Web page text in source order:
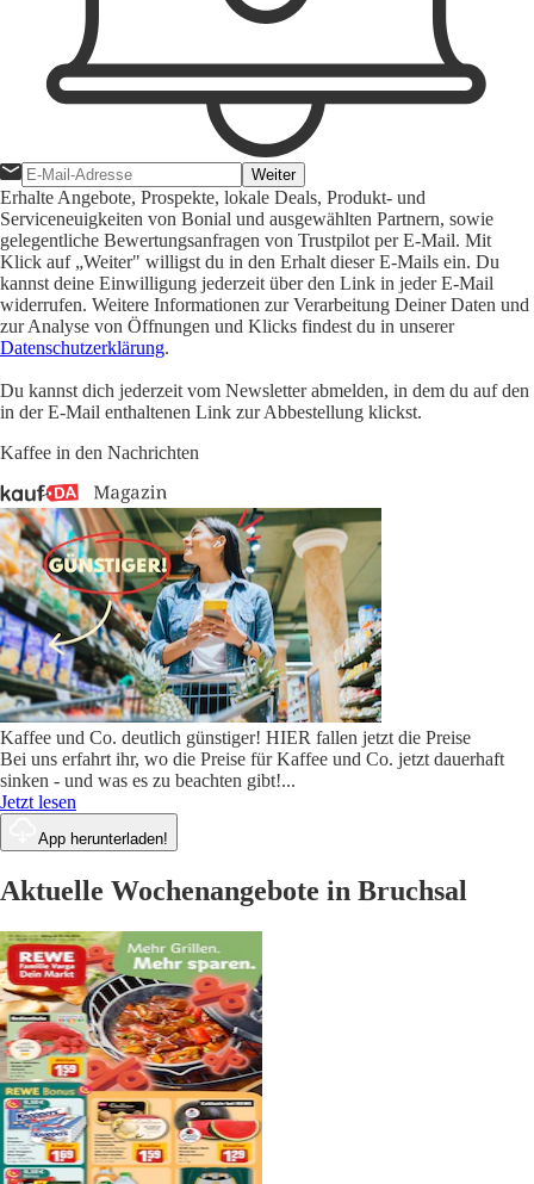
Weiter
Erhalte Angebote, Prospekte, lokale Deals, Produkt- und
Serviceneuigkeiten von Bonial und ausgewählten Partnern, sowie
gelegentliche Bewertungsanfragen von Trustpilot per E-Mail. Mit
Klick auf „Weiter" willigst du in den Erhalt dieser E-Mails ein. Du
kannst deine Einwilligung jederzeit über den Link in jeder E-Mail
widerrufen. Weitere Informationen zur Verarbeitung Deiner Daten und
zur Analyse von Öffnungen und Klicks findest du in unserer
Datenschutzerklärung.
Du kannst dich jederzeit vom Newsletter abmelden, in dem du auf den
in der E-Mail enthaltenen Link zur Abbestellung klickst.
Kaffee in den Nachrichten
Kaffee und Co. deutlich günstiger! HIER fallen jetzt die Preise
Bei uns erfahrt ihr, wo die Preise für Kaffee und Co. jetzt dauerhaft
sinken - und was es zu beachten gibt!...
Jetzt lesen
App herunterladen!
Aktuelle Wochenangebote in Bruchsal